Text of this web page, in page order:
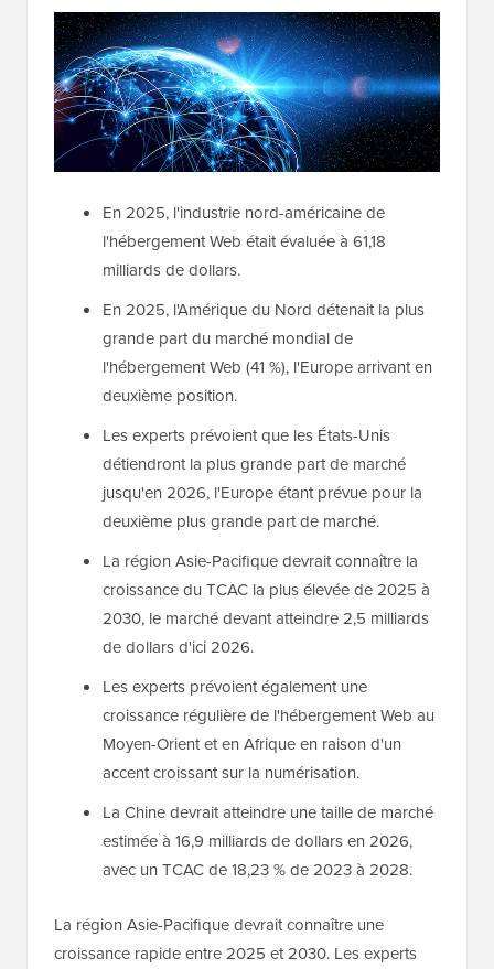
En 2025, l'industrie nord-américaine de
l'hébergement Web était évaluée à 61,18
milliards de dollars.
En 2025, l'Amérique du Nord détenait la plus
grande part du marché mondial de
l'hébergement Web (41 %), l'Europe arrivant en
deuxième position.
Les experts prévoient que les États-Unis
détiendront la plus grande part de marché
jusqu'en 2026, l'Europe étant prévue pour la
deuxième plus grande part de marché.
La région Asie-Pacifique devrait connaître la
croissance du TCAC la plus élevée de 2025 à
2030, le marché devant atteindre 2,5 milliards
de dollars d'ici 2026.
Les experts prévoient également une
croissance régulière de l'hébergement Web au
Moyen-Orient et en Afrique en raison d'un
accent croissant sur la numérisation.
La Chine devrait atteindre une taille de marché
estimée à 16,9 milliards de dollars en 2026,
avec un TCAC de 18,23 % de 2023 à 2028.
La région Asie-Pacifique devrait connaître une
croissance rapide entre 2025 et 2030. Les experts